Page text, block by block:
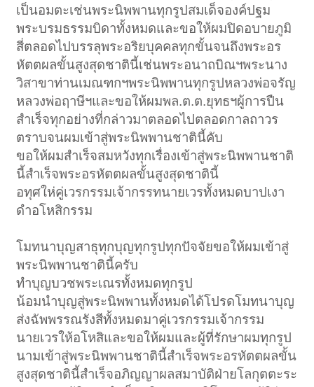
เป็นอมตะเช่นพระนิพพานทุกรูปสมเด็จองค์ปฐม
พระบรมธรรมบิดาทั้งหมดและขอให้ผมปิดอบายภูมิ
สี่ตลอดไปบรรลุพระอริยบุคคลทุกขั้นจนถึงพระอร
หัตตผลขั้นสูงสุดชาตินี้เช่นพระอนาถบิณฯพระนาง
วิสาขาท่านเมณฑกฯพระนิพพานทุกรูปหลวงพ่อจรัญ
หลวงพ่อฤาษีฯและขอให้ผมพล.ต.ต.ยุทธฯผู้การปืน
สำเร็จทุกอย่างที่กล่าวมาตลอดไปตลอดกาลถาวร
ตราบจนผมเข้าสู่พระนิพพานชาตินี้คับ
ขอให้ผมสำเร็จสมหวังทุกเรื่องเข้าสู่พระนิพพานชาติ
นี้สำเร็จพระอรหัตตผลขั้นสูงสุดชาตินี้
อทุศให่คู่เวรกรรมเจ้ากรรทนายเวรทั้งหมดบาปเงา
ดำอโหสิกรรม
โมทนาบุญสาธุทุกบุญทุกรูปทุกปัจจัยขอให้ผมเข้าสู่
พระนิพพานชาตินี้ครับ
ทำบุญบวชพระเณรทั้งหมดทุกรูป
น้อมนำบุญสู่พระนิพพานทั้งหมดได้โปรดโมทนาบุญ
ส่งฉัพพรรณรังสีทั้งหมดมาคู่เวรกรรมเจ้ากรรม
นายเวรให้อโหสิและขอให้ผมและผู้ที่รักษาผมทุกรูป
นามเข้าสู่พระนิพพานชาตินี้สำเร็จพระอรหัตตผลขั้น
สูงสุดชาตินี้สำเร็จอภิญญาผลสมาบัติฝ่ายโลกุตตะระ